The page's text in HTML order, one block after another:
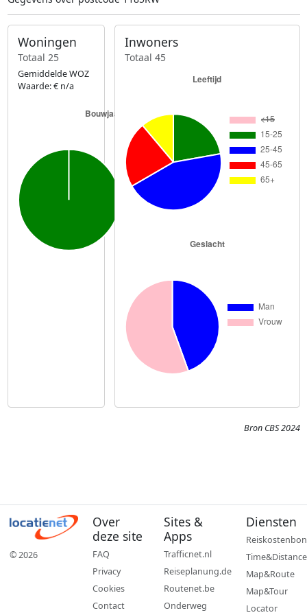
Woningen
Totaal 25
Gemiddelde WOZ
Waarde: € n/a
Inwoners
Totaal 45
Bron CBS 2024
© 2026
Over
deze site
FAQ
Privacy
Cookies
Contact
Sites &
Apps
Trafficnet.nl
Reiseplanung.de
Routenet.be
Onderweg
Diensten
Reiskostenbon
Time&Distance
Map&Route
Map&Tour
Locator